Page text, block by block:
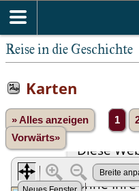
Reise in die Geschichte
Karten
» Alles anzeigen 1
Vorwärts»